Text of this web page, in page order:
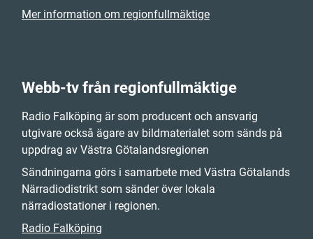
Mer information om regionfullmäktige
Webb-tv från regionfullmäktige
Radio Falköping är som producent och ansvarig
utgivare också ägare av bildmaterialet som sänds på
uppdrag av Västra Götalandsregionen
Sändningarna görs i samarbete med Västra Götalands
Närradiodistrikt som sänder över lokala
närradiostationer i regionen.
Radio Falköping